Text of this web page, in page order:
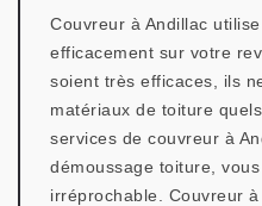
Couvreur à Andillac
efficacement sur votre
soient très efficaces, ils
matériaux de toiture
services de couvreur à
démoussage toiture,
irréprochable. Couvreur